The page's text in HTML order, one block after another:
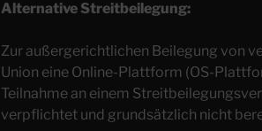
Alternative Streitbeilegung:
Zur außergerichtlichen Beilegung von
Union eine Online-Plattform (OS-
Teilnahme an einem
verpflichtet und grundsätzlich nicht